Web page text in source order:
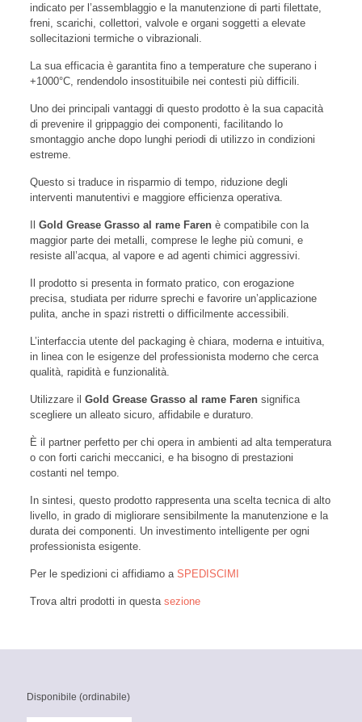
indicato per l’assemblaggio e la manutenzione di parti filettate,
freni, scarichi, collettori, valvole e organi soggetti a elevate
sollecitazioni termiche o vibrazionali.
La sua efficacia è garantita fino a temperature che superano i
+1000°C, rendendolo insostituibile nei contesti più difficili.
Uno dei principali vantaggi di questo prodotto è la sua capacità
di prevenire il grippaggio dei componenti, facilitando lo
smontaggio anche dopo lunghi periodi di utilizzo in condizioni
estreme.
Questo si traduce in risparmio di tempo, riduzione degli
interventi manutentivi e maggiore efficienza operativa.
Il Gold Grease Grasso al rame Farenè compatibile con la
maggior parte dei metalli, comprese le leghe più comuni, e
resiste all’acqua, al vapore e ad agenti chimici aggressivi.
Il prodotto si presenta in formato pratico, con erogazione
precisa, studiata per ridurre sprechi e favorire un’applicazione
pulita, anche in spazi ristretti o difficilmente accessibili.
L’interfaccia utente del packaging è chiara, moderna e intuitiva,
in linea con le esigenze del professionista moderno che cerca
qualità, rapidità e funzionalità.
Utilizzare il Gold Grease Grasso al rame Farensignifica
scegliere un alleato sicuro, affidabile e duraturo.
È il partner perfetto per chi opera in ambienti ad alta temperatura
o con forti carichi meccanici, e ha bisogno di prestazioni
costanti nel tempo.
In sintesi, questo prodotto rappresenta una scelta tecnica di alto
livello, in grado di migliorare sensibilmente la manutenzione e la
durata dei componenti. Un investimento intelligente per ogni
professionista esigente.
Per le spedizioni ci affidiamo a SPEDISCIMI
Trova altri prodotti in questa sezione
Disponibile (ordinabile)